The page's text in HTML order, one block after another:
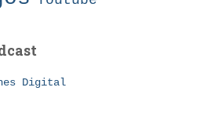
Digital